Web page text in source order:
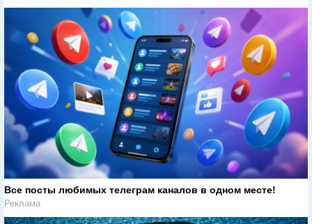
Все посты любимых телеграм каналов в одном месте!
Реклама